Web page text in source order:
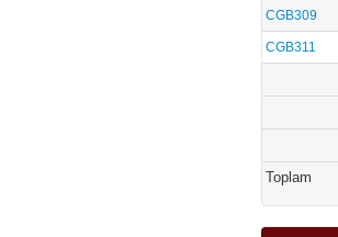
CGB309
CGB311
Toplam